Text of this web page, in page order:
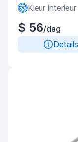
Kleur interieur
$ 56/dag
Details